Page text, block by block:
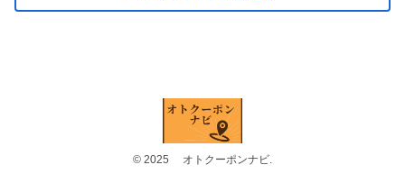
© 2025 オトクーポンナビ.